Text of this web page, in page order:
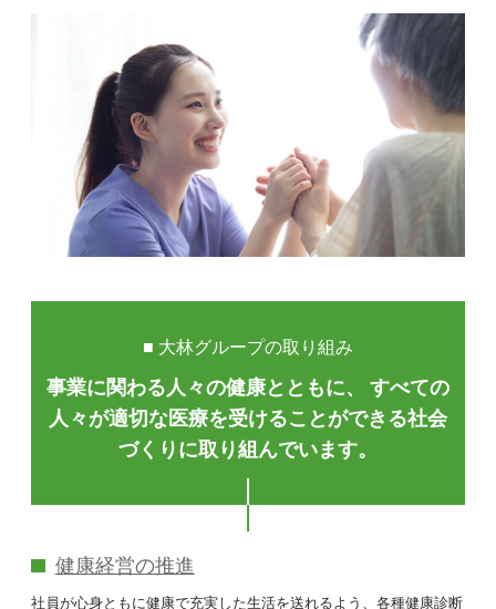
■ 大林グループの取り組み
事業に関わる人々の健康とともに、 すべての
人々が適切な医療を受けることができる社会
づくりに取り組んでいます。
健康経営の推進
社員が心身ともに健康で充実した生活を送れるよう、各種健康診断